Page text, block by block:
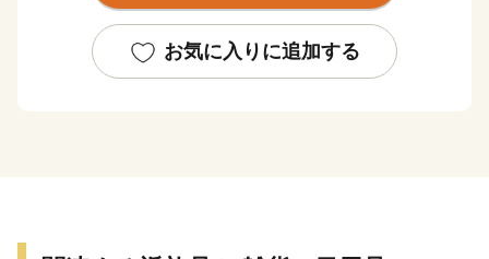
止、および九州全域への配送に遅延が生じております。
物流網の復旧状況を確認しつつ、準備が整い次第順次返
お気に入りに追加する